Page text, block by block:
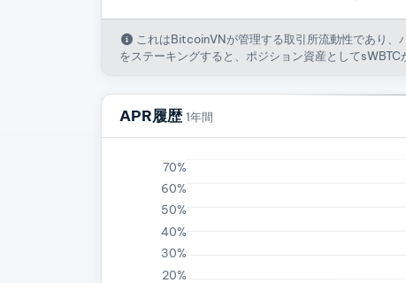
これはBitcoinVNが管理する取引所流動性であり、
をステーキングすると、ポジション資産としてsWBTC
APR履歴1年間
70%
60%
50%
40%
30%
20%